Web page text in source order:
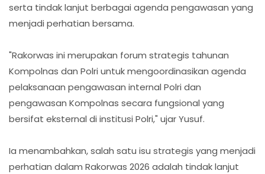
serta tindak lanjut berbagai agenda pengawasan yang
menjadi perhatian bersama.
"Rakorwas ini merupakan forum strategis tahunan
Kompolnas dan Polri untuk mengoordinasikan agenda
pelaksanaan pengawasan internal Polri dan
pengawasan Kompolnas secara fungsional yang
bersifat eksternal di institusi Polri," ujar Yusuf.
Ia menambahkan, salah satu isu strategis yang menjadi
perhatian dalam Rakorwas 2026 adalah tindak lanjut